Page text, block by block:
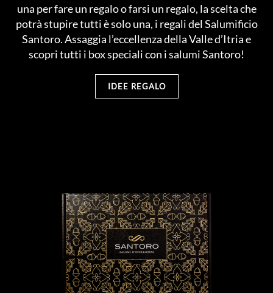
una per fare un regalo o farsi un regalo, la scelta che
potrà stupire tutti è solo una, i regali del Salumificio
Santoro. Assaggia l’eccellenza della Valle d’Itria e
scopri tutti i box speciali con i salumi Santoro!
IDEE REGALO